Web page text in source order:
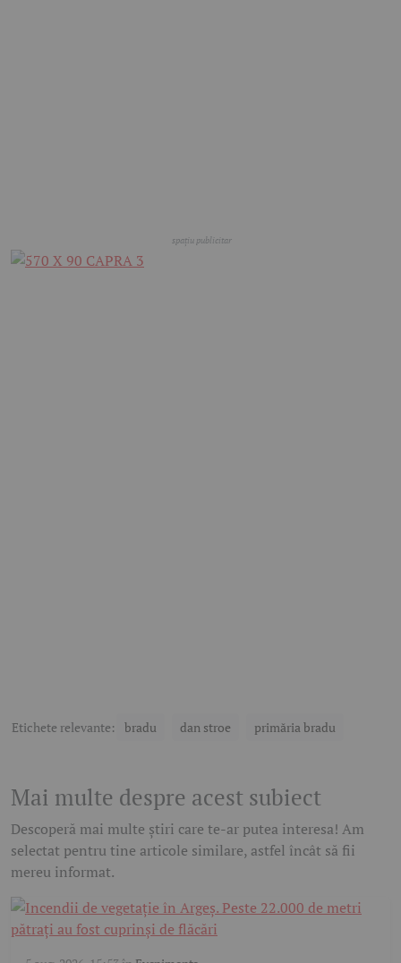
Etichete relevante: bradu dan stroe primăria bradu
Mai multe despre acest subiect
Descoperă mai multe știri care te-ar putea interesa! Am
selectat pentru tine articole similare, astfel încât să fii
mereu informat.